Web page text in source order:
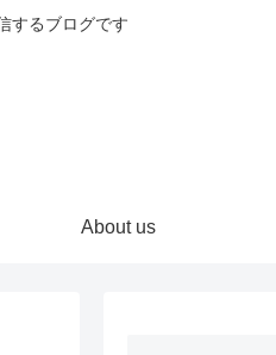
するブログです
About us